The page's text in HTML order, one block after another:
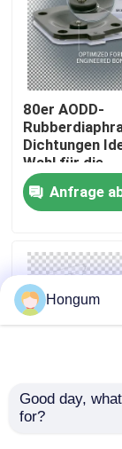
Über uns
Neuigkeiten
Bitte um ein
80er AODD-
Dichtungen
Wahl für die
Systemen
Anfrage
Chemische
Hongum
Good day,
for?